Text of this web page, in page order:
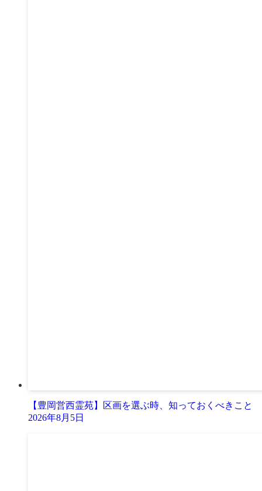
【豊岡営西霊苑】区画を選ぶ時、知っておくべきこと
2026年8月5日